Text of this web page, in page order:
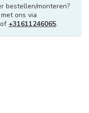
bestellen/monteren?
ons via
of +31611246065.